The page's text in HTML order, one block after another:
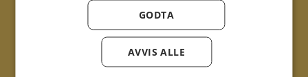
TV-kamera og 1 varebil.GODTA
AVVIS ALLE